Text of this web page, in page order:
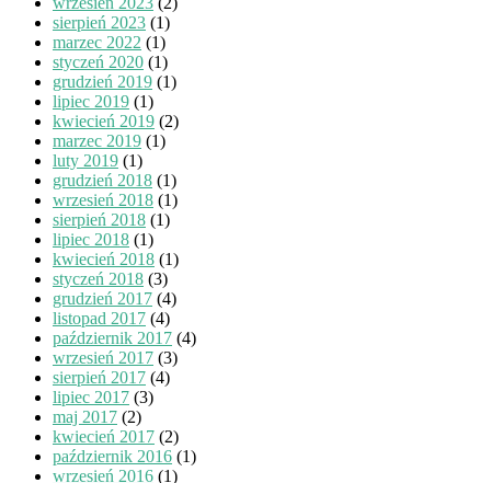
sierpień 2023 (1)
marzec 2022 (1)
styczeń 2020 (1)
grudzień 2019 (1)
lipiec 2019 (1)
kwiecień 2019 (2)
marzec 2019 (1)
luty 2019 (1)
grudzień 2018 (1)
wrzesień 2018 (1)
sierpień 2018 (1)
lipiec 2018 (1)
kwiecień 2018 (1)
styczeń 2018 (3)
grudzień 2017 (4)
listopad 2017 (4)
październik 2017 (4)
wrzesień 2017 (3)
sierpień 2017 (4)
lipiec 2017 (3)
maj 2017 (2)
kwiecień 2017 (2)
październik 2016 (1)
wrzesień 2016 (1)